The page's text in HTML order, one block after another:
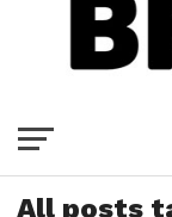
All posts